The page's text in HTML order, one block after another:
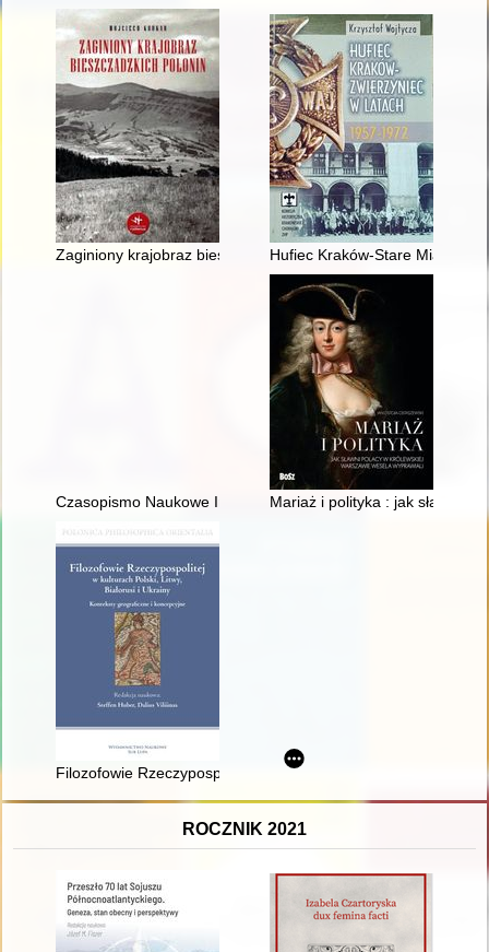
Zaginiony krajobraz bieszczadzkich połoninHufiec Kraków-Stare Miasto w
Czasopismo Naukowe Instytutu Studiów Kobiecych. 2025, [nr]
Mariaż i polityka : jak sławni
Filozofowie Rzeczypospolitej w kulturach Polski, Litwy,
ROCZNIK 2021